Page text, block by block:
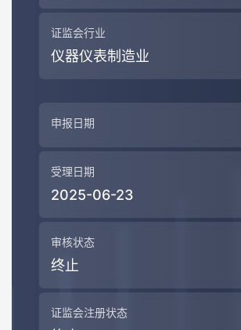
证监会行业
仪器仪表制造业
申报日期
受理日期
2025-06-23
审核状态
终止
证监会注册状态